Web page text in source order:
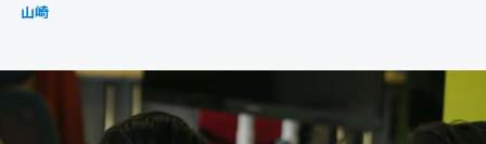
山崎